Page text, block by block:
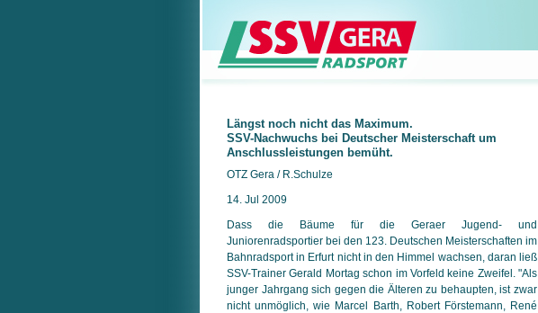
Längst noch nicht das Maximum.
SSV-Nachwuchs bei Deutscher Meisterschaft um
Anschlussleistungen bemüht.
OTZ Gera / R.Schulze
14. Jul 2009
Dass die Bäume für die Geraer Jugend- und
Juniorenradsportier bei den 123. Deutschen Meisterschaften im
Bahnradsport in Erfurt nicht in den Himmel wachsen, daran ließ
SSV-Trainer Gerald Mortag schon im Vorfeld keine Zweifel. "Als
junger Jahrgang sich gegen die Älteren zu behaupten, ist zwar
nicht unmöglich, wie Marcel Barth, Robert Förstemann, René